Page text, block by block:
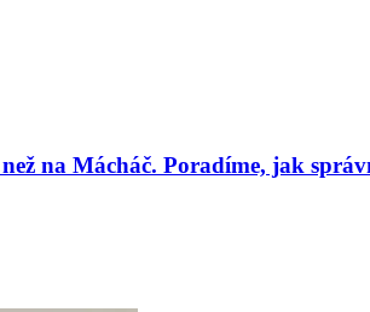
než na Mácháč. Poradíme, jak